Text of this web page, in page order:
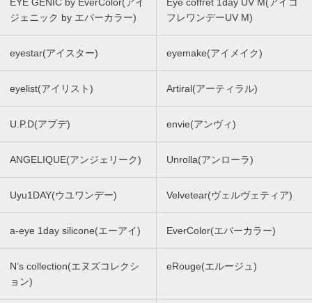
ジェニック by エバーカラー)
フレワンデーUV M)
eyestar(アイスター) eyemake(アイメイク)
eyelist(アイリスト) Artiral(アーティラル)
U.P.D(アプデ) envie(アンヴィ)
ANGELIQUE(アンジェリーク) Unrolla(アンローラ)
Uyu1DAY(ウユワンデー) Velvetear(ヴェルヴェティア)
a-eye 1day silicone(エーアイ) EverColor(エバーカラー)
N’s collection(エヌズコレクシ
ョン)
eRouge(エルージュ)